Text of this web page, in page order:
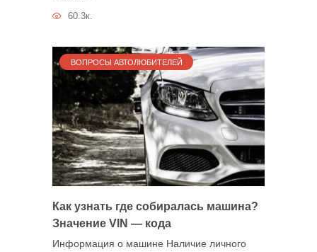
60.3к.
ВОПРОСЫ АВТОЛЮБИТЕЛЕЙ
Как узнать где собиралась машина?
Значение VIN — кода
Информация о машине Наличие личного